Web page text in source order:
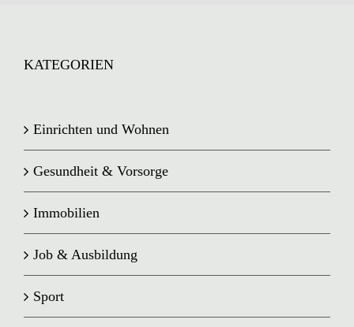
KATEGORIEN
Einrichten und Wohnen
Gesundheit & Vorsorge
Immobilien
Job & Ausbildung
Sport